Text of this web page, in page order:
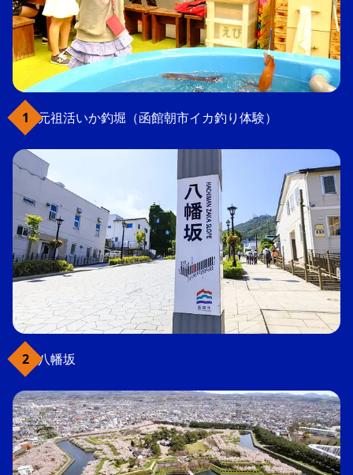
元祖活いか釣堀（函館朝市イカ釣り体験）
八幡坂